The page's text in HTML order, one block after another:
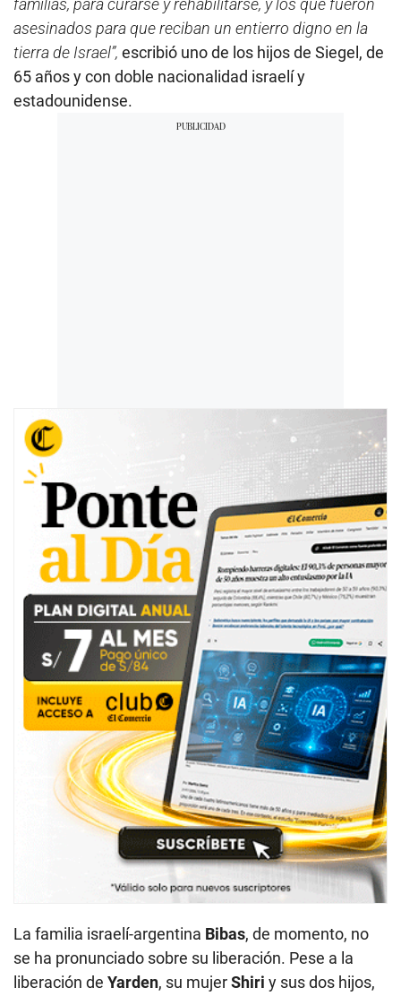
familias, para curarse y rehabilitarse, y los que fueron
asesinados para que reciban un entierro digno en la
tierra de Israel”, escribió uno de los hijos de Siegel, de
65 años y con doble nacionalidad israelí y
estadounidense.
La familia israelí-argentina Bibas, de momento, no
se ha pronunciado sobre su liberación. Pese a la
liberación de Yarden, su mujerShiri y sus dos hijos,